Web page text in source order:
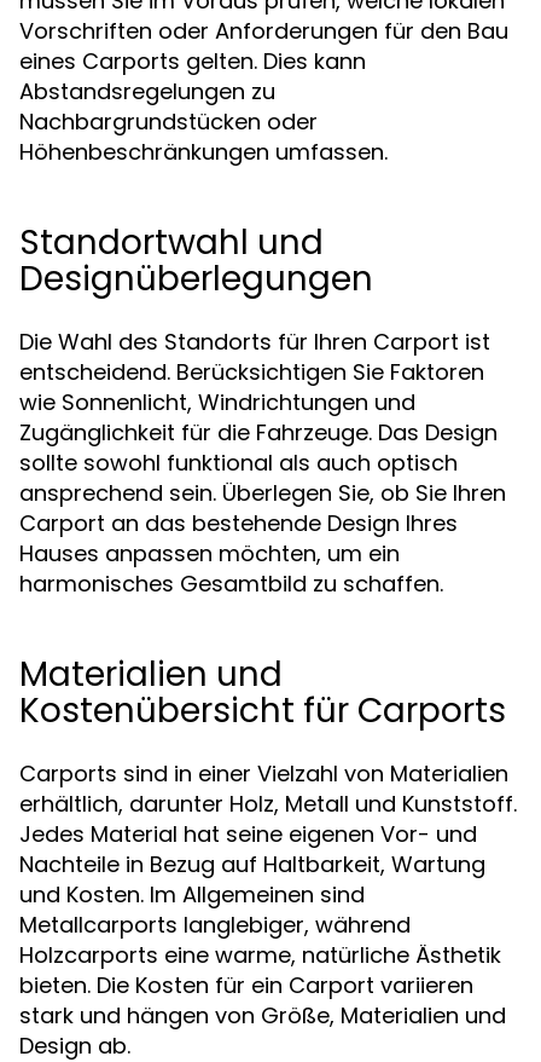
Vorschriften oder Anforderungen für den Bau
eines Carports gelten. Dies kann
Abstandsregelungen zu
Nachbargrundstücken oder
Höhenbeschränkungen umfassen.
Standortwahl und
Designüberlegungen
Die Wahl des Standorts für Ihren Carport ist
entscheidend. Berücksichtigen Sie Faktoren
wie Sonnenlicht, Windrichtungen und
Zugänglichkeit für die Fahrzeuge. Das Design
sollte sowohl funktional als auch optisch
ansprechend sein. Überlegen Sie, ob Sie Ihren
Carport an das bestehende Design Ihres
Hauses anpassen möchten, um ein
harmonisches Gesamtbild zu schaffen.
Materialien und
Kostenübersicht für Carports
Carports sind in einer Vielzahl von Materialien
erhältlich, darunter Holz, Metall und Kunststoff.
Jedes Material hat seine eigenen Vor- und
Nachteile in Bezug auf Haltbarkeit, Wartung
und Kosten. Im Allgemeinen sind
Metallcarports langlebiger, während
Holzcarports eine warme, natürliche Ästhetik
bieten. Die Kosten für ein Carport variieren
stark und hängen von Größe, Materialien und
Design ab.